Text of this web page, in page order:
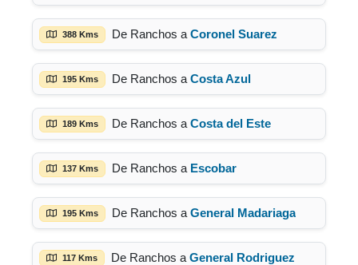
388 Kms De Ranchos a Coronel Suarez
195 Kms De Ranchos a Costa Azul
189 Kms De Ranchos a Costa del Este
137 Kms De Ranchos a Escobar
195 Kms De Ranchos a General Madariaga
117 Kms De Ranchos a General Rodriguez